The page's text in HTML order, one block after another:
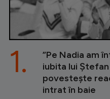
”Pe Nadia am
iubita lui Ștefan
povestește
intrat în baie
1.